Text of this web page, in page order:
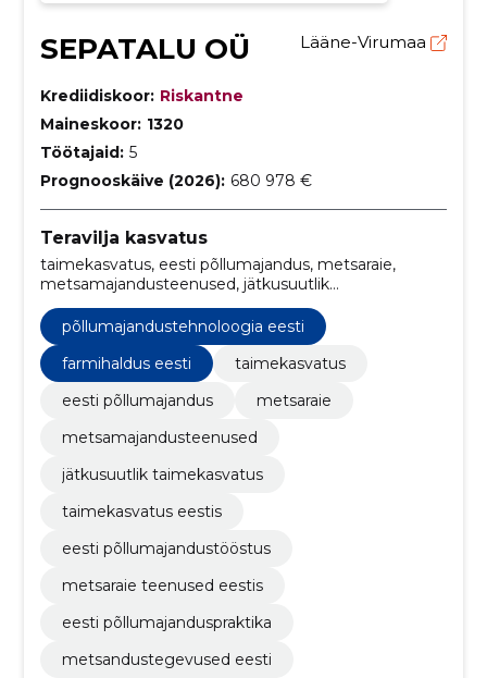
SEPATALU OÜ Lääne-Virumaa
Krediidiskoor: Riskantne
Maineskoor: 1320
Töötajaid: 5
Prognooskäive (2026): 680 978 €
Teravilja kasvatus
taimekasvatus, eesti põllumajandus, metsaraie,
metsamajandusteenused, jätkusuutlik
põllumajandustööstus, metsaraie teenused Eestis,
Eesti põllumajanduspraktika, metsandustegevused
Eesti
põllumajandustehnoloogia eesti
farmihaldus eesti
taimekasvatus
eesti põllumajandus
metsaraie
metsamajandusteenused
jätkusuutlik taimekasvatus
taimekasvatus eestis
eesti põllumajandustööstus
metsaraie teenused eestis
eesti põllumajanduspraktika
metsandustegevused eesti